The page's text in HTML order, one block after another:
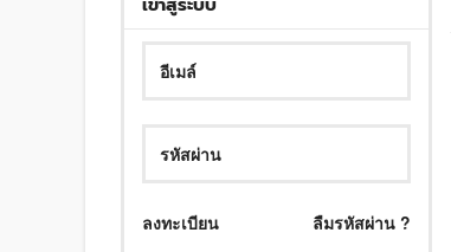
ลงทะเบียน ลืมรหัสผ่าน ?